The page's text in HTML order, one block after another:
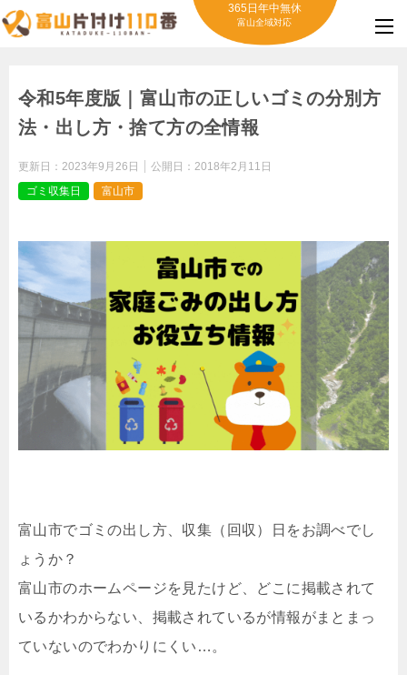
365日年中無休
富山全域対応
令和5年度版｜富山市の正しいゴミの分別方
法・出し方・捨て方の全情報
更新日： 2023年9月26日 公開日： 2018年2月11日
ゴミ収集日
富山市
富山市でゴミの出し方、収集（回収）日をお調べでし
ょうか？
富山市のホームページを見たけど、どこに掲載されて
いるかわからない、掲載されているが情報がまとまっ
ていないのでわかりにくい…。